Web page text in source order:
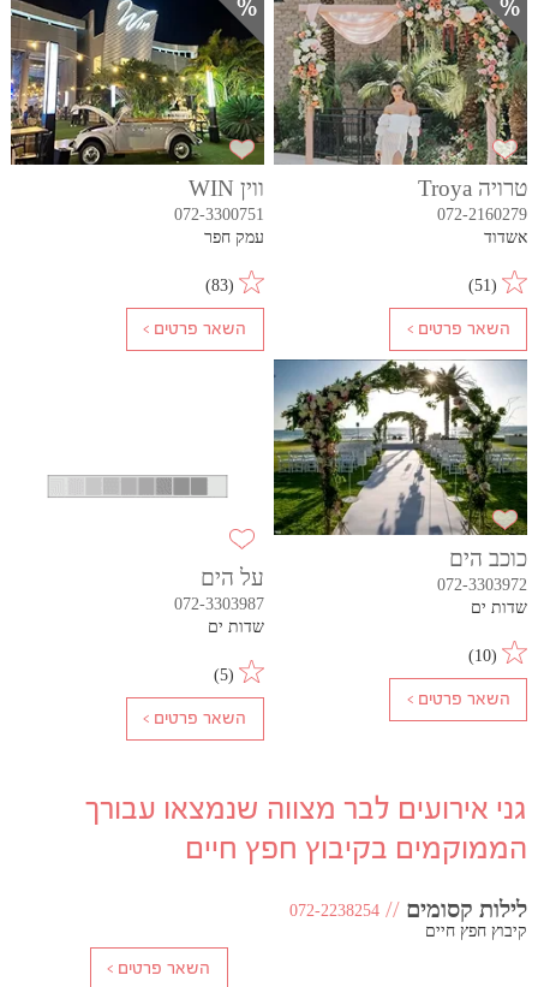
טרויה Troya
072-2160279
אשדוד
(
51
)
ווין WIN
072-3300751
עמק חפר
(
83
)
כוכב הים
072-3303972
שדות ים
(
10
)
על הים
072-3303987
שדות ים
(
5
)
גני אירועים לבר מצווה שנמצאו עבורך
הממוקמים בקיבוץ חפץ חיים
לילות קסומים //
072-2238254
קיבוץ חפץ חיים